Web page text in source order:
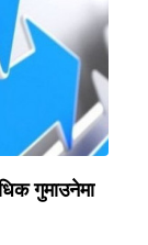
गुमाउनेमा